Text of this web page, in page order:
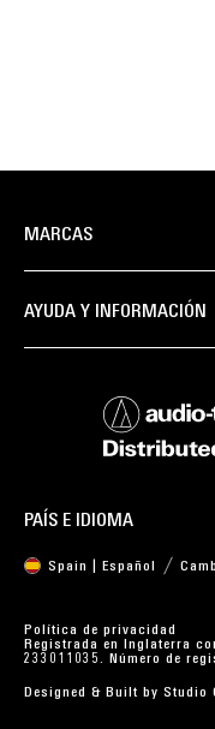
MARCAS
AYUDA Y INFORMACIÓN
PAÍS E IDIOMA
Spain | Español
Política de privacidad
Registrada en Inglaterra
233011035. Número de
Designed & Built by Studio